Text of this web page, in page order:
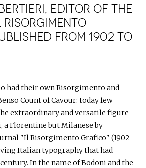
editor of the
from 1902 to
had their own Risorgimento and
Count of Cavour: today few
extraordinary and versatile figure
a Florentine but Milanese by
"Il Risorgimento Grafico" (1902-
Italian typography that had
In the name of Bodoni and the